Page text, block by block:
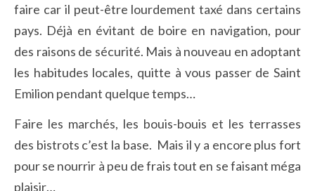
faire car il peut-être lourdement taxé dans certains
pays. Déjà en évitant de boire en navigation, pour
des raisons de sécurité. Mais à nouveau en adoptant
les habitudes locales, quitte à vous passer de Saint
Emilion pendant quelque temps…
Faire les marchés, les bouis-bouis et les terrasses
des bistrots c’est la base. Mais il y a encore plus fort
pour se nourrir à peu de frais tout en se faisant méga
plaisir…